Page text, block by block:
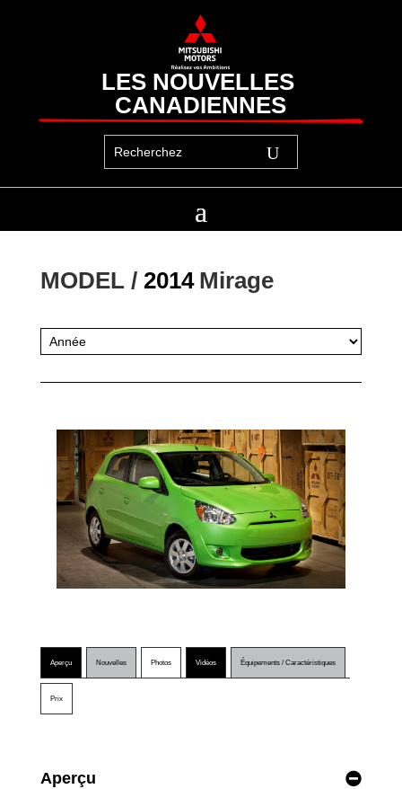
LES NOUVELLES
CANADIENNES
MODEL / 2014 Mirage
Aperçu Nouvelles Photos Vidéos Équipements / Caractéristiques
Prix
Aperçu